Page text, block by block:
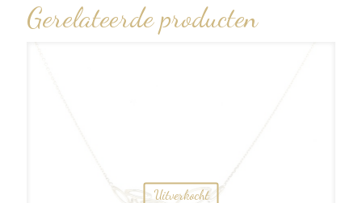
Gerelateerde producten
Uitverkocht